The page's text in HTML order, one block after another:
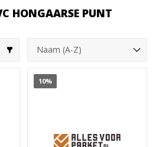
HONGAARSE PUNT
10%